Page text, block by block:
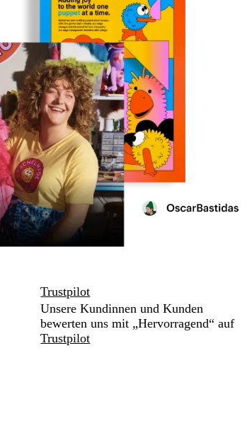
Trustpilot
Unsere Kundinnen und Kunden
bewerten uns mit „Hervorragend“ auf
Trustpilot